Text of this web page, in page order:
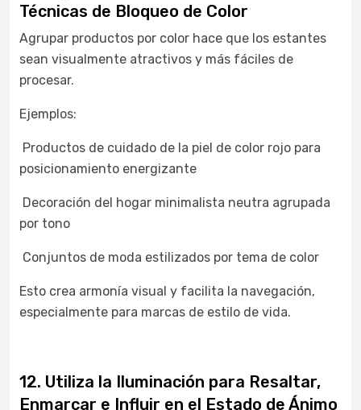
Técnicas de Bloqueo de Color
Agrupar productos por color hace que los estantes
sean visualmente atractivos y más fáciles de
procesar.
Ejemplos:
Productos de cuidado de la piel de color rojo para
posicionamiento energizante
Decoración del hogar minimalista neutra agrupada
por tono
Conjuntos de moda estilizados por tema de color
Esto crea armonía visual y facilita la navegación,
especialmente para marcas de estilo de vida.
12. Utiliza la Iluminación para Resaltar,
Enmarcar e Influir en el Estado de Ánimo